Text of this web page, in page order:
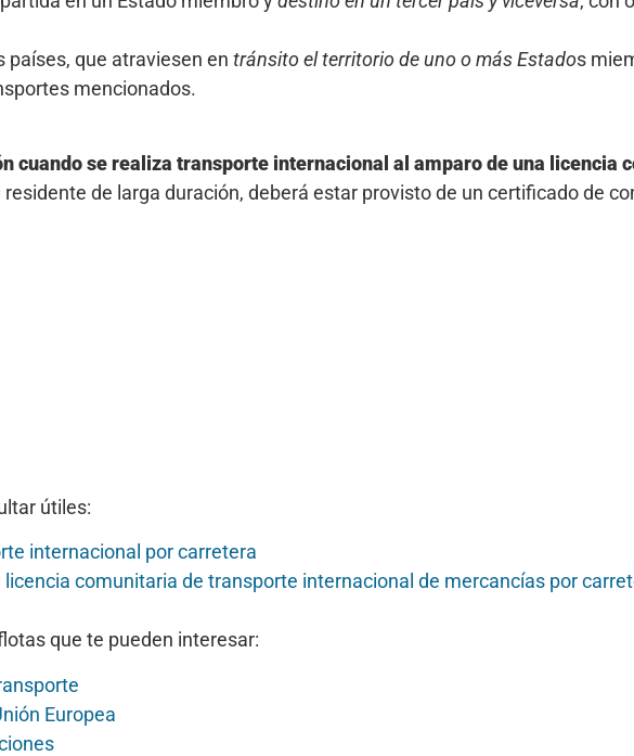
países, que atraviesen en tránsito el territorio de uno o más Estados
mencionados.
cuando se realiza transporte internacional al amparo de una licencia
de larga duración, deberá estar provisto de un certificado de
útiles:
internacional por carretera
comunitaria de transporte internacional de mercancías por
que te pueden interesar:
Europea